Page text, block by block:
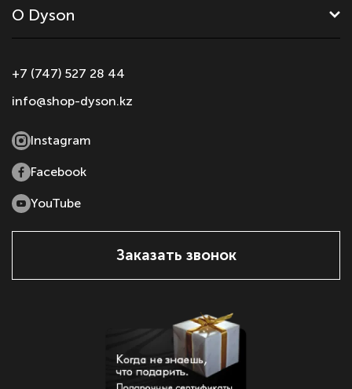
О Dyson
+7 (747) 527 28 44
info@shop-dyson.kz
Instagram
Facebook
YouTube
Заказать звонок